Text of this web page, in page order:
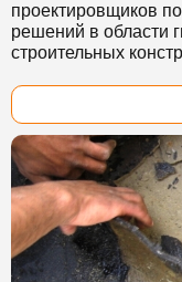
проектировщиков
решений в области
строительных